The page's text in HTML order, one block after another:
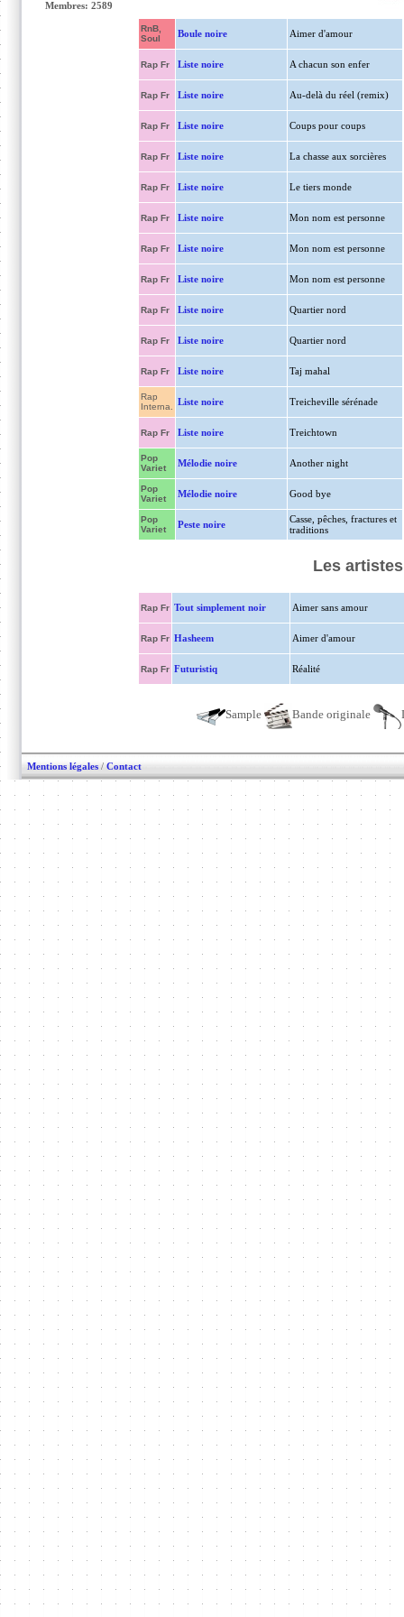
Membres: 2589
RnB,
Soul
Boule noire Aimer d'amour
Rap Fr Liste noire A chacun son enfer
Rap Fr Liste noire Au-delà du réel (remix)
Rap Fr Liste noire Coups pour coups
Rap Fr Liste noire La chasse aux sorcières
Rap Fr Liste noire Le tiers monde
Rap Fr Liste noire Mon nom est personne
Rap Fr Liste noire Mon nom est personne
Rap Fr Liste noire Mon nom est personne
Rap Fr Liste noire Quartier nord
Rap Fr Liste noire Quartier nord
Rap Fr Liste noire Taj mahal
Rap
Interna.
Liste noire Treicheville sérénade
Rap Fr Liste noire Treichtown
Pop
Variet
Mélodie noire Another night
Pop
Variet
Mélodie noire Good bye
Pop
Variet
Peste noire
Casse, pêches, fractures et
traditions
Les
Rap Fr Tout simplement noir Aimer sans amour
Rap Fr Hasheem Aimer d'amour
Rap Fr Futuristiq Réalité
Sample Bande originale
Mentions légales / Contact